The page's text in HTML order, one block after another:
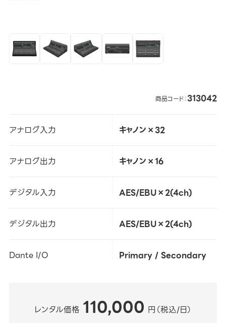
商品コード：313042
アナログ入力 キャノン×32
アナログ出力 キャノン×16
デジタル入力 AES/EBU×2(4ch)
デジタル出力 AES/EBU×2(4ch)
Dante I/O Primary / Secondary
レンタル価格 110,000 円（税込/日）